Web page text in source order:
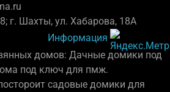
г. Шахты, ул. Хабарова, 18А
Информация
домов: Дачные домики под
под ключ для пмж.
садовые домики для